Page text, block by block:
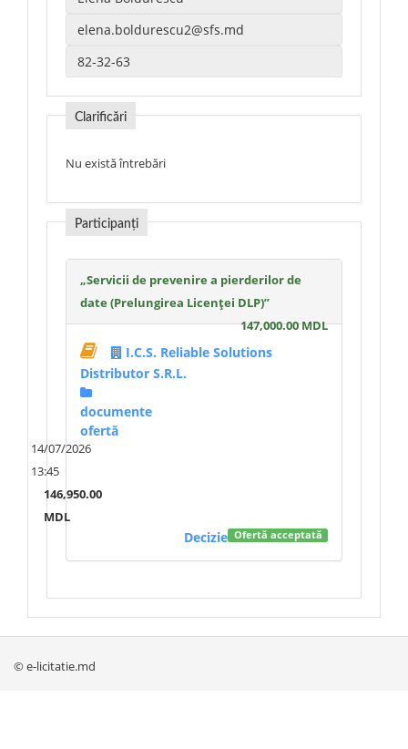
Clarificări
Nu există întrebări
Participanți
„Servicii de prevenire a pierderilor de
date (Prelungirea Licenței DLP)”
147,000.00 MDL
I.C.S. Reliable Solutions
Distributor S.R.L.
documente
ofertă
14/07/2026
13:45
146,950.00
MDL
Ofertă acceptată
Decizie
© e-licitatie.md